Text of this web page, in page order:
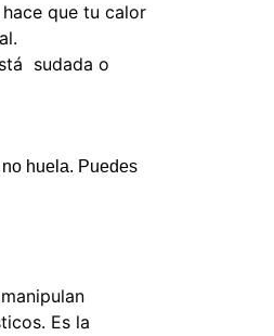
que tu calor
sudada o
huela. Puedes
Es la